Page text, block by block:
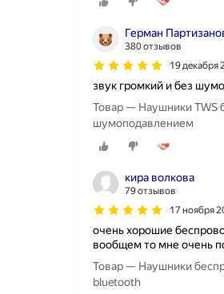
Герман
380 отзывов
19 декабря
звук громкий и без
Товар — Наушники TWS
шумоподавлением
кира волкова
79 отзывов
17 ноября
очень хорошие
вообщем то мне очень
Товар — Наушники
bluetooth